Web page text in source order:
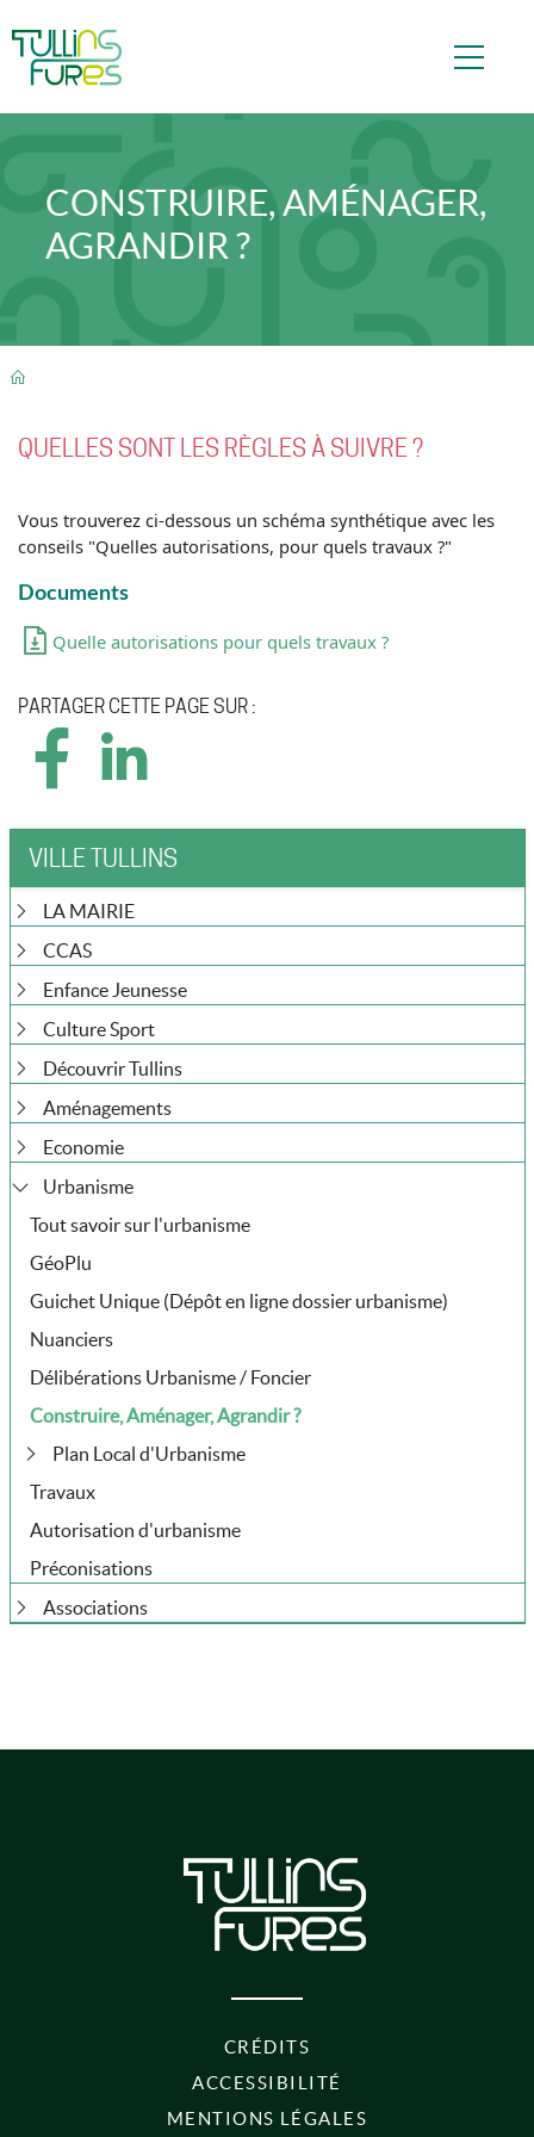
CONSTRUIRE, AMÉNAGER,
AGRANDIR ?
FIL D'ARIANE
VILLE TULLINS
LA MAIRIE
CCAS
Enfance Jeunesse
Culture Sport
Découvrir Tullins
Aménagements
Economie
Urbanisme
Tout savoir sur l'urbanisme
GéoPlu
Guichet Unique (Dépôt en ligne dossier urbanisme)
Nuanciers
Délibérations Urbanisme / Foncier
Construire, Aménager, Agrandir ?
Plan Local d'Urbanisme
Travaux
Autorisation d'urbanisme
Préconisations
Associations
QUELLES SONT LES RÈGLES À SUIVRE ?
Vous trouverez ci-dessous un schéma synthétique avec les
conseils "Quelles autorisations, pour quels travaux ?"
Documents
Quelle autorisations pour quels travaux ?
PARTAGER CETTE PAGE SUR :
CRÉDITS
ACCESSIBILITÉ
MENTIONS LÉGALES